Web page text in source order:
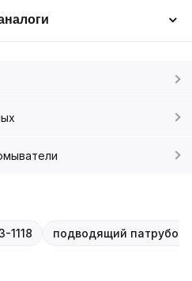
1118 подводящий патрубок